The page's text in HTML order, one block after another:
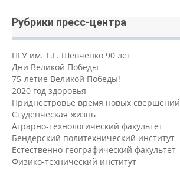
Рубрики пресс-центра
ПГУ им. Т.Г. Шевченко 90 лет
Дни Великой Победы
75-летие Великой Победы!
2020 год здоровья
Приднестровье время новых свершений
Студенческая жизнь
Аграрно-технологический факультет
Бендерский политехнический институт
Естественно-географический факультет
Физико-технический институт